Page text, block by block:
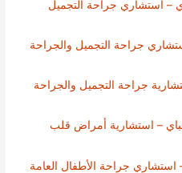
– استشاري جراحة التجميل
جراحة التجميل والجراحة
جراحة التجميل والجراحة
– استشارية أمراض قلب
استشاري جراحة الأطفال العامة